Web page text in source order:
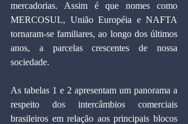
mercadorias. Assim é que nomes como
MERCOSUL, União Européia e NAFTA
tornaram-se familiares, ao longo dos últimos
anos, a parcelas crescentes de nossa
sociedade.
As tabelas 1 e 2 apresentam um panorama a
respeito dos intercâmbios comerciais
brasileiros em relação aos principais blocos